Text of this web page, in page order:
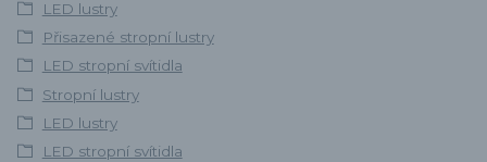
LED lustry
Přisazené stropní lustry
LED stropní svítidla
Stropní lustry
LED lustry
LED stropní svítidla